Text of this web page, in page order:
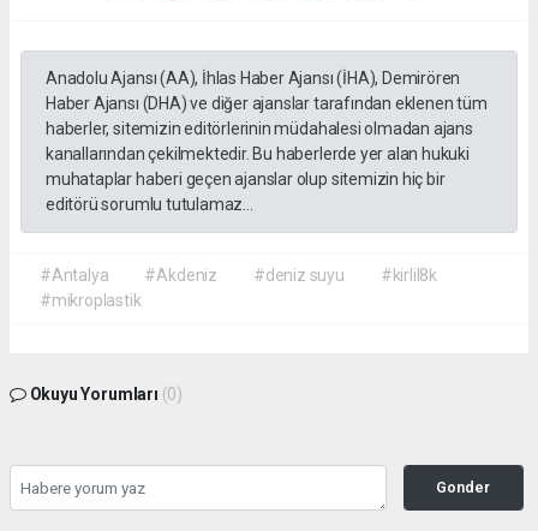
Anadolu Ajansı (AA), İhlas Haber Ajansı (İHA), Demirören
Haber Ajansı (DHA) ve diğer ajanslar tarafından eklenen tüm
haberler, sitemizin editörlerinin müdahalesi olmadan ajans
kanallarından çekilmektedir. Bu haberlerde yer alan hukuki
muhataplar haberi geçen ajanslar olup sitemizin hiç bir
editörü sorumlu tutulamaz...
#Antalya #Akdeniz #deniz suyu
#kirlil8k
#mikroplastik
Okuyu Yorumları (0)
Gonder